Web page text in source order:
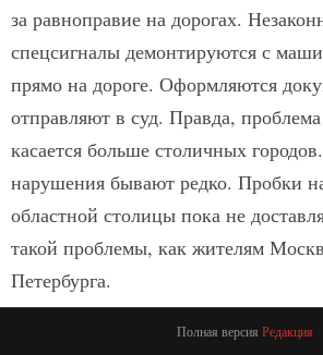
за равноправие на дорогах.
спецсигналы демонтируются с
прямо на дороге. Оформляются
отправляют в суд. Правда,
касается больше столичных
нарушения бывают редко. Пробки
областной столицы пока не
такой проблемы, как жителям
Петербурга.
Полная версия Редакция